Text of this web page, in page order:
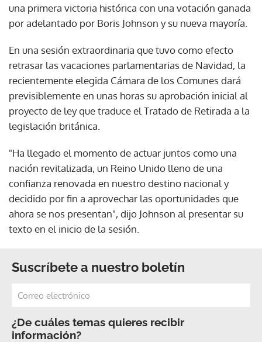
una primera victoria histórica con una votación ganada
por adelantado por Boris Johnson y su nueva mayoría.
En una sesión extraordinaria que tuvo como efecto
retrasar las vacaciones parlamentarias de Navidad, la
recientemente elegida Cámara de los Comunes dará
previsiblemente en unas horas su aprobación inicial al
proyecto de ley que traduce el Tratado de Retirada a la
legislación británica.
"Ha llegado el momento de actuar juntos como una
nación revitalizada, un Reino Unido lleno de una
confianza renovada en nuestro destino nacional y
decidido por fin a aprovechar las oportunidades que
ahora se nos presentan", dijo Johnson al presentar su
texto en el inicio de la sesión.
Suscríbete a nuestro boletín
¿De cuáles temas quieres recibir
información?